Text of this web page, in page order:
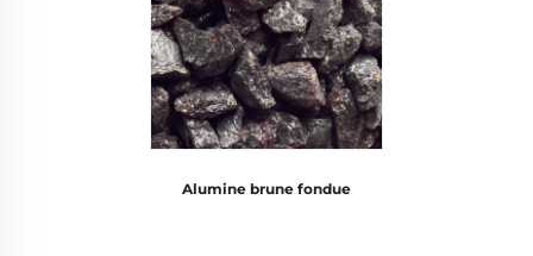
Alumine brune fondue